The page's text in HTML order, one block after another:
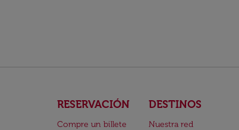
RESERVACIÓN
Compre un billete
DESTINOS
Nuestra red